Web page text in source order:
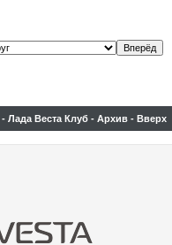
- Лада Веста Клуб - Архив - Вверх